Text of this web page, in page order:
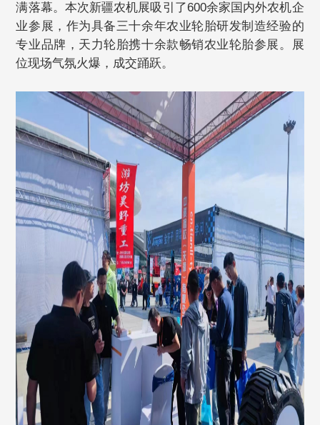
满落幕。本次新疆农机展吸引了600余家国内外农机企
业参展，作为具备三十余年农业轮胎研发制造经验的
专业品牌，天力轮胎携十余款畅销农业轮胎参展。展
位现场气氛火爆，成交踊跃。